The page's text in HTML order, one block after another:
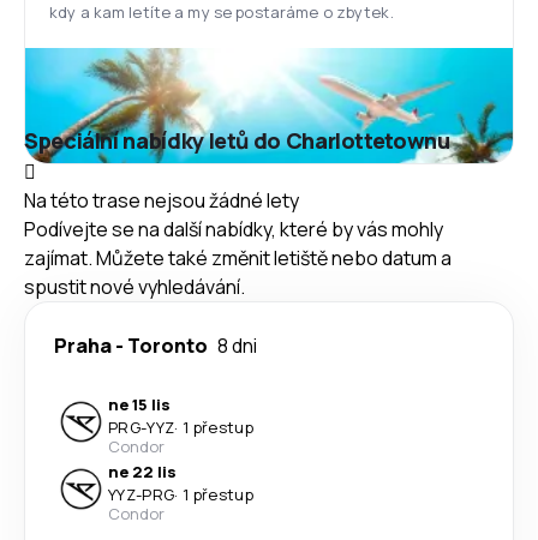
kdy a kam letíte a my se postaráme o zbytek.
Speciální nabídky letů do Charlottetownu
Na této trase nejsou žádné lety
Podívejte se na další nabídky, které by vás mohly
zajímat. Můžete také změnit letiště nebo datum a
spustit nové vyhledávání.
Praha- Toronto 8 dni
ne 15 lis
PRG-YYZ· 1 přestup
Condor
ne 22 lis
YYZ-PRG· 1 přestup
Condor